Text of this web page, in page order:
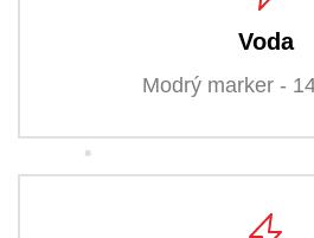
Voda
Modrý marker -